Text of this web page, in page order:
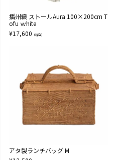
播州織 ストールAura 100×200cm T
ofu ｗhite
¥17,600 （税込）
アタ製ランチバッグ M